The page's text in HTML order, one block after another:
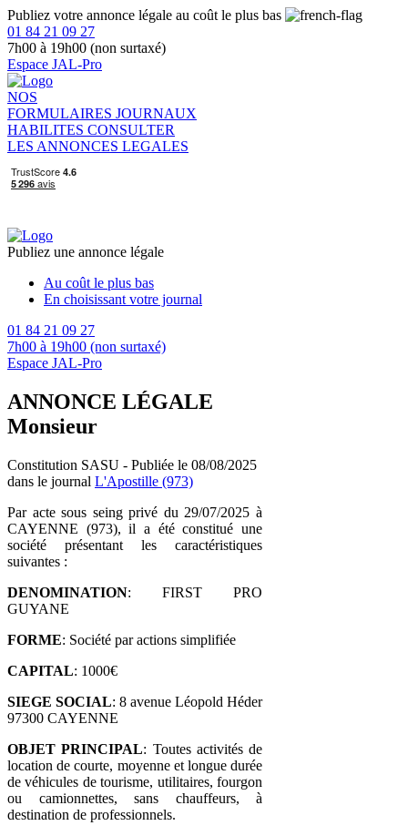
Publiez votre annonce légale au coût le plus bas
01 84 21 09 27
7h00 à 19h00 (non surtaxé)
Espace JAL-Pro
NOS
FORMULAIRES JOURNAUX
HABILITES CONSULTER
LES ANNONCES LEGALES
Publiez une annonce légale
Au coût le plus bas
En choisissant votre journal
01 84 21 09 27
7h00 à 19h00 (non surtaxé)
Espace JAL-Pro
ANNONCE LÉGALE
Monsieur
Constitution SASU - Publiée le 08/08/2025
dans le journal L'Apostille (973)
Par acte sous seing privé du 29/07/2025 à
CAYENNE (973), il a été constitué une
société présentant les caractéristiques
suivantes :
DENOMINATION: FIRST PRO
GUYANE
FORME: Société par actions simplifiée
CAPITAL: 1000€
SIEGE SOCIAL: 8 avenue Léopold Héder
97300 CAYENNE
OBJET PRINCIPAL: Toutes activités de
location de courte, moyenne et longue durée
de véhicules de tourisme, utilitaires, fourgon
ou camionnettes, sans chauffeurs, à
destination de professionnels.